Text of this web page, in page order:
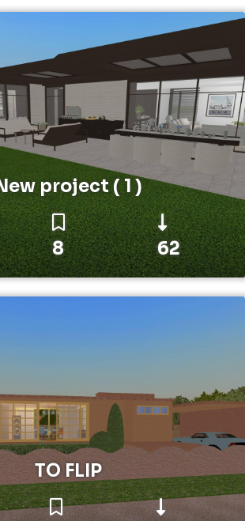
project ( 1 )
8 62
TO FLIP